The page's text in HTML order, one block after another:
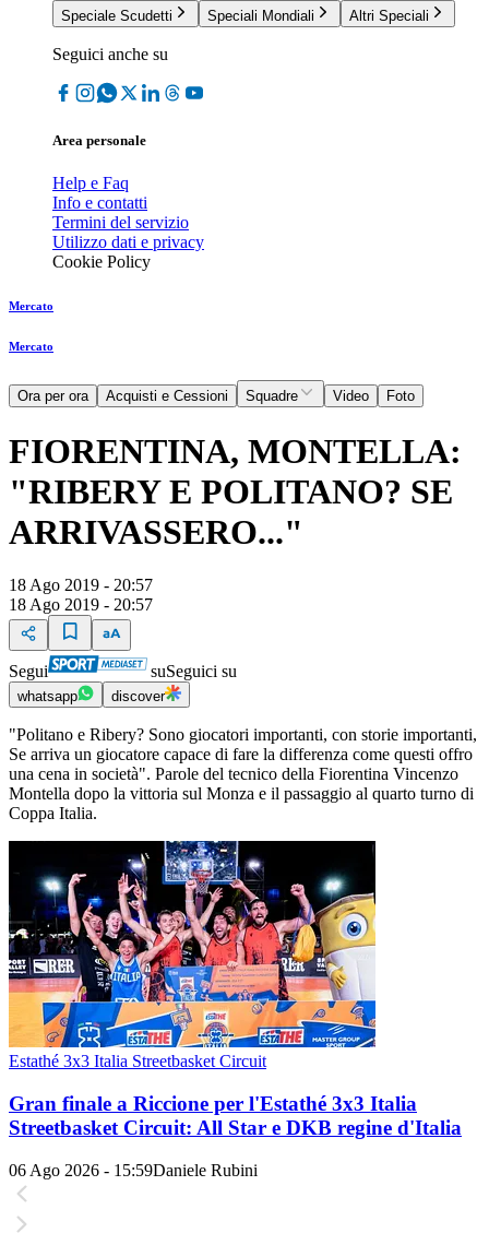
Speciale Scudetti
Speciali Mondiali Altri Speciali
Seguici anche su
Area personale
Help e Faq
Info e contatti
Termini del servizio
Utilizzo dati e privacy
Cookie Policy
Mercato
Mercato
Ora per ora Acquisti e Cessioni Squadre Video Foto
FIORENTINA, MONTELLA:
"RIBERY E POLITANO? SE
ARRIVASSERO..."
18 Ago 2019 - 20:57
18 Ago 2019 - 20:57
Segui suSeguici su
whatsapp discover
"Politano e Ribery? Sono giocatori importanti, con storie importanti,
Se arriva un giocatore capace di fare la differenza come questi offro
una cena in società". Parole del tecnico della Fiorentina Vincenzo
Montella dopo la vittoria sul Monza e il passaggio al quarto turno di
Coppa Italia.
Estathé 3x3 Italia Streetbasket Circuit
Gran finale a Riccione per l'Estathé 3x3 Italia
Streetbasket Circuit: All Star e DKB regine d'Italia
06 Ago 2026 - 15:59Daniele Rubini